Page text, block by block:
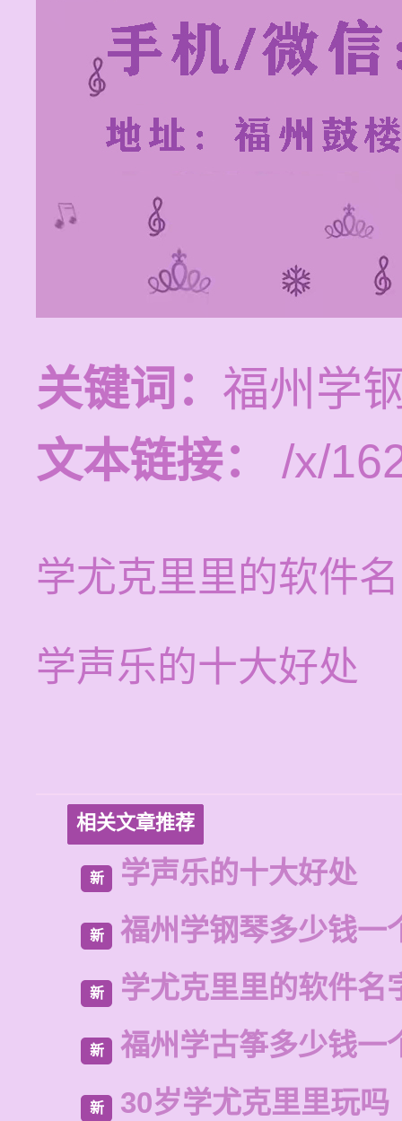
关键词： 福州学
文本链接：
/x/
学尤克里里的软件
学声乐的十大好处
相关文章推荐
新 学声乐的十大好处
新 福州学钢琴多少钱一
新 学尤克里里的软件名
新 福州学古筝多少钱一
新 30岁学尤克里里玩吗